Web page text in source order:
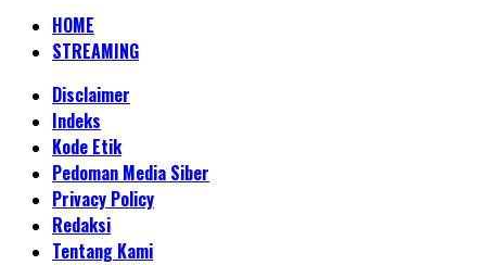
HOME
STREAMING
Disclaimer
Indeks
Kode Etik
Pedoman Media Siber
Privacy Policy
Redaksi
Tentang Kami